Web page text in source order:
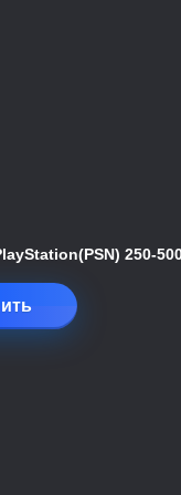
250-